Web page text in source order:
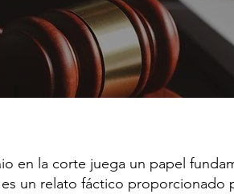
en la corte juega un papel
un relato fáctico proporcionado